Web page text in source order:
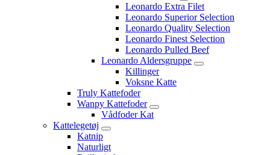
Leonardo Extra Filet
Leonardo Superior Selection
Leonardo Quality Selection
Leonardo Finest Selection
Leonardo Pulled Beef
Leonardo Aldersgruppe
Killinger
Voksne Katte
Truly Kattefoder
Wanpy Kattefoder
Vådfoder Kat
Kattelegetøj
Katnip
Naturligt